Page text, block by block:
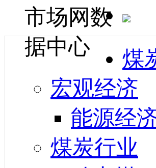
煤
宏观经济
能源经
煤炭行业